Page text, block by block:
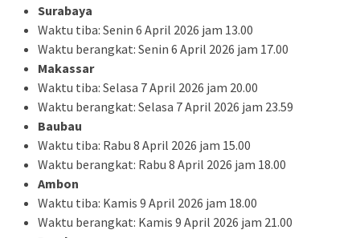
Surabaya
Waktu tiba: Senin 6 April 2026 jam 13.00
Waktu berangkat: Senin 6 April 2026 jam 17.00
Makassar
Waktu tiba: Selasa 7 April 2026 jam 20.00
Waktu berangkat: Selasa 7 April 2026 jam 23.59
Baubau
Waktu tiba: Rabu 8 April 2026 jam 15.00
Waktu berangkat: Rabu 8 April 2026 jam 18.00
Ambon
Waktu tiba: Kamis 9 April 2026 jam 18.00
Waktu berangkat: Kamis 9 April 2026 jam 21.00